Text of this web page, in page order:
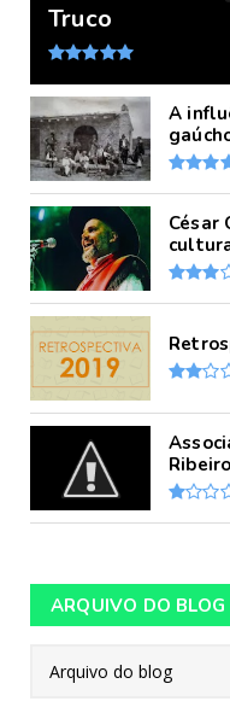
Truco
A
César
ARQUIVO DO BLOG